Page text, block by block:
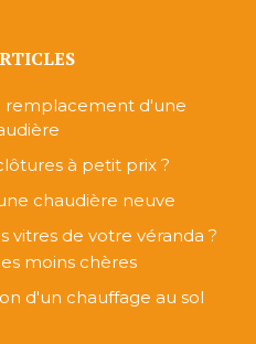
remplacement d'une
à petit prix ?
chaudière neuve
vitres de votre véranda ?
moins chères
d'un chauffage au sol